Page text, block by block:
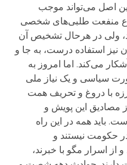
اصل می‌تواند موجب
منفعت طلبی‌های شخصی
ولی در هرحال تشخیص آن
استفاده درست، به جا و
می‌کند. اما امروز به
سیاسی و یک نیاز ملی
با دروغ و تحریف همت
مصادیق این پویش و
همان افشای جنایت ۶۷ است. باید همه در این راه
حکومت نیستند و
از اسرار مگو با خبرند،